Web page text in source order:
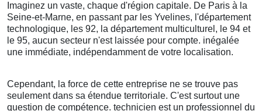
Imaginez un vaste, chaque d'région capitale. De Paris à la
Seine-et-Marne, en passant par les Yvelines, l'département
technologique, les 92, la département multiculturel, le 94 et
le 95, aucun secteur n'est laissée pour compte. inégalée
une immédiate, indépendamment de votre localisation.
Cependant, la force de cette entreprise ne se trouve pas
seulement dans sa étendue territoriale. C'est surtout une
question de compétence. technicien est un professionnel du